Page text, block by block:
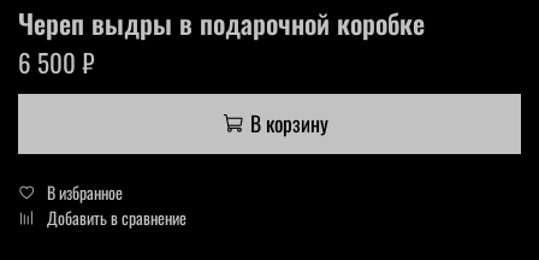
Череп выдры в подарочной коробке
6 500 ₽
В корзину
В избранное
Добавить в сравнение